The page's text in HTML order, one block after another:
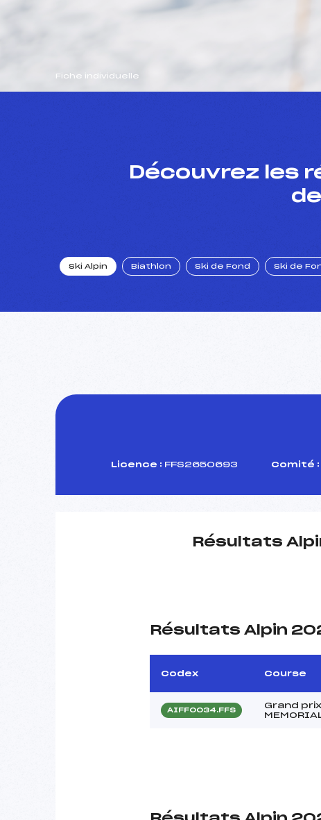
Fiche individuelle
Découvrez les
Ski Alpin Biathlon Ski de Fond Ski de
Licence : FFS2650693 Comité :
Résultats
Résultats Alpin
Codex Course
AIFF0034.FFS
Grand prix